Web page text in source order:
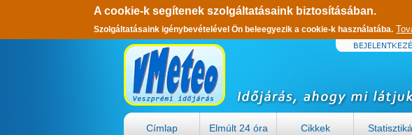
A cookie-k segítenek szolgáltatásaink biztosításában.
Szolgáltatásaink igénybevételével Ön beleegyezik a cookie-k használatába.
Címlap Elmúlt 24 óra Cikkek